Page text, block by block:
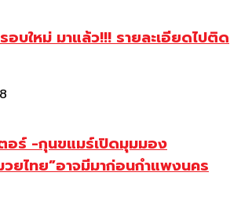
อบใหม่ มาแล้ว!!! รายละเอียดไปติด
อร์ -กุนขแมร์เปิดมุมมอง
ยไทย”อาจมีมาก่อนกำแพงนคร